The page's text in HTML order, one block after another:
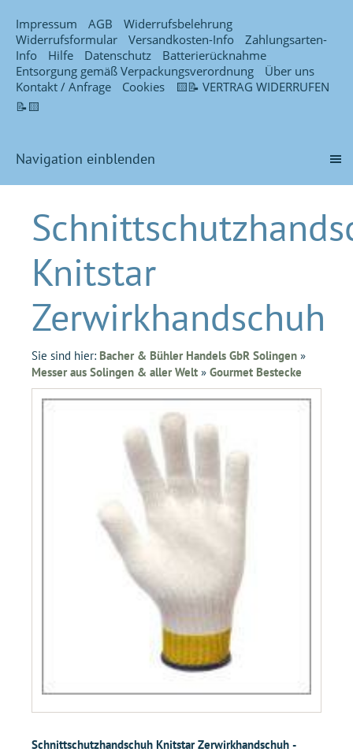
Impressum AGB
Widerrufsbelehrung
Widerrufsformular
Versandkosten-Info
Zahlungsarten-
Info
Hilfe Datenschutz
Batterierücknahme
Entsorgung gemäß Verpackungsverordnung
Über uns
Kontakt / Anfrage
Cookies
🟨📝 VERTRAG WIDERRUFEN
📝🟨
Navigation einblenden
Knitstar
Zerwirkhandschuh
Sie sind hier: Bacher & Bühler Handels GbR Solingen »
Messer aus Solingen & aller Welt » Gourmet Bestecke
Schnittschutzhandschuh Knitstar Zerwirkhandschuh -